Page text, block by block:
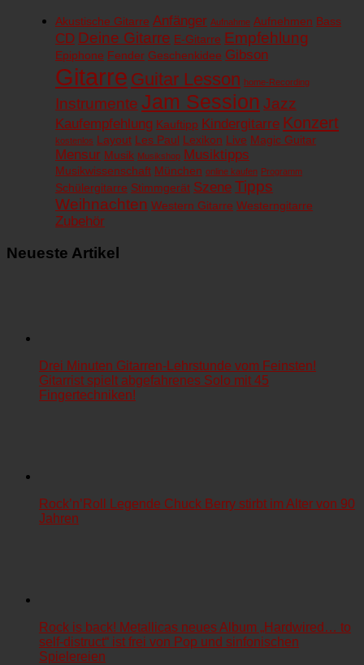
Akustische Gitarre Anfänger Aufnahme Aufnehmen Bass
CD Deine Gitarre E-Gitarre Empfehlung
Epiphone Fender Geschenkidee Gibson
Gitarre Guitar Lesson home-Recording
Instrumente Jam Session Jazz
Kaufempfehlung Kauftipp Kindergitarre Konzert
kostenlos Layout Les Paul Lexikon Live Magic Guitar
Mensur Musik Musikshop Musiktipps
Musikwissenschaft München online kaufen Programm
Schülergitarre Stimmgerät Szene Tipps
Weihnachten Western Gitarre Westerngitarre
Zubehör
Neueste Artikel
Drei Minuten Gitarren-Lehrstunde vom Feinsten!
Gitarrist spielt abgefahrenes Solo mit 45
Fingertechniken!
Rock’n’Roll Legende Chuck Berry stirbt im Alter von 90
Jahren
Rock is back! Metallicas neues Album „Hardwired… to
self-distruct“ ist frei von Pop und sinfonischen
Spielereien